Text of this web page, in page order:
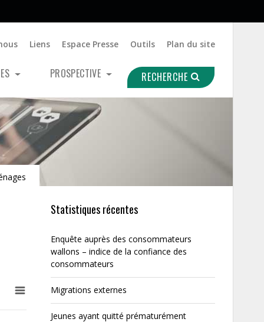
Liens Espace Presse Outils Plan du site
PROSPECTIVE RECHERCHE
Statistiques récentes
Enquête auprès des consommateurs
wallons – indice de la confiance des
consommateurs
Migrations externes
Jeunes ayant quitté prématurément